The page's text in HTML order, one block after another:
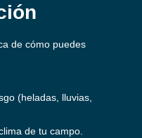
de cómo puedes
(heladas, lluvias,
de tu campo.